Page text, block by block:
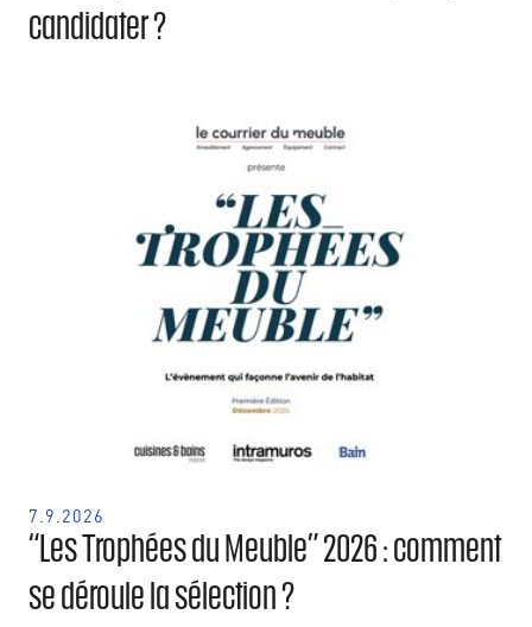
candidater ?
7.9.2026
“Les Trophées du Meuble” 2026 : comment
se déroule la sélection ?